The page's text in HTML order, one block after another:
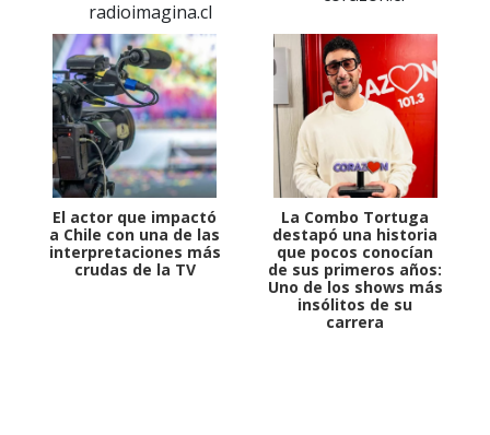
El actor que impactó
a Chile con una de las
interpretaciones más
crudas de la TV
La Combo Tortuga
destapó una historia
que pocos conocían
de sus primeros años:
Uno de los shows más
insólitos de su
carrera